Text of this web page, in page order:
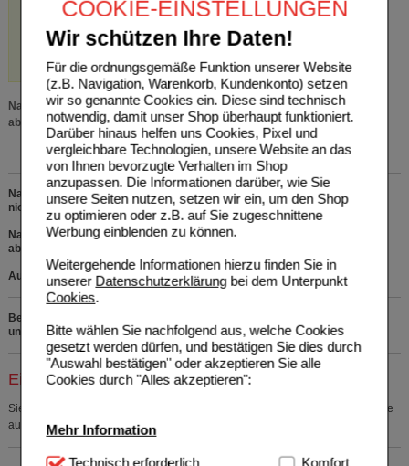
COOKIE-EINSTELLUNGEN
Wir schützen Ihre Daten!
Für die ordnungsgemäße Funktion unserer Website
(z.B. Navigation, Warenkorb, Kundenkonto) setzen
wir so genannte Cookies ein. Diese sind technisch
notwendig, damit unser Shop überhaupt funktioniert.
Darüber hinaus helfen uns Cookies, Pixel und
vergleichbare Technologien, unsere Website an das
von Ihnen bevorzugte Verhalten im Shop
anzupassen. Die Informationen darüber, wie Sie
unsere Seiten nutzen, setzen wir ein, um den Shop
zu optimieren oder z.B. auf Sie zugeschnittene
Werbung einblenden zu können.
Weitergehende Informationen hierzu finden Sie in
unserer Datenschutzerklärungbei dem Unterpunkt
Cookies.
Bitte wählen Sie nachfolgend aus, welche Cookies
gesetzt werden dürfen, und bestätigen Sie dies durch
"Auswahl bestätigen" oder akzeptieren Sie alle
Cookies durch "Alles akzeptieren":
Mehr Information
Nahrungsergänzungsmittel sind kein Ersatz für eine ausgewogene und
abwechslungsreiche Ernährung und eine gesunde Lebensweise.
Nahrungsergänzungsmittel. Die empfohlene Verzehrmenge pro Tag darf
nicht überschritten werden.
Nahrungsergänzungsmittel sind kein Ersatz für eine ausgewogene,
abwechslungsreiche Ernährung und eine gesunde Lebensweise.
Außerhalb der Reichweite von Kindern lagern.
Bei Fragen zu den Inhaltsstoffen rufen Sie uns bitte kostenfrei
unter 0800 - 10 11 422 an.
Einkaufsliste auswählen
Sie müssen
um den ausgewählten Artikel in eine Einkaufsliste
aufzunehmen.